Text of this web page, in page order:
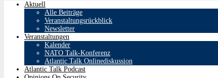
Aktuell
Alle Beiträge
Veranstaltungsrückblick
Newsletter
Veranstaltungen
Kalender
NATO Talk-Konferenz
Atlantic Talk Onlinediskussion
Atlantic Talk Podcast